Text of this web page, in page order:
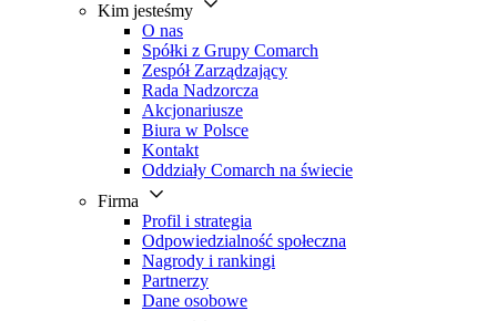
Kim jesteśmy
O nas
Spółki z Grupy Comarch
Zespół Zarządzający
Rada Nadzorcza
Akcjonariusze
Biura w Polsce
Kontakt
Oddziały Comarch na świecie
Firma
Profil i strategia
Odpowiedzialność społeczna
Nagrody i rankingi
Partnerzy
Dane osobowe